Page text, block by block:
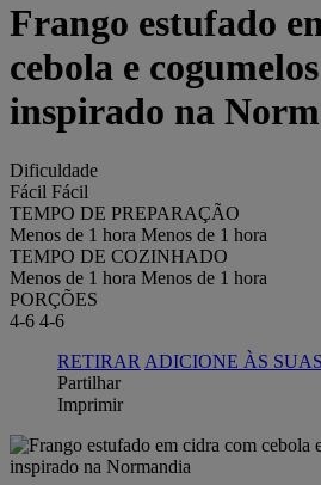
Frango estufado
cebola e
inspirado na
Dificuldade
Fácil Fácil
TEMPO DE PREPARAÇÃO
Menos de 1 hora Menos de 1 hora
TEMPO DE COZINHADO
Menos de 1 hora Menos de 1 hora
PORÇÕES
4-6 4-6
RETIRAR ADICIONE ÀS
Partilhar
Imprimir